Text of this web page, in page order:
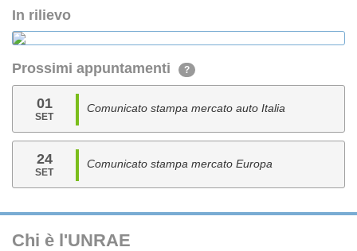
In rilievo
Prossimi appuntamenti ?
01
SET
Comunicato stampa mercato auto Italia
24
SET
Comunicato stampa mercato Europa
Chi è l'UNRAE